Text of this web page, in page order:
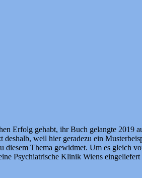
Erfolg gehabt, ihr Buch gelangte 2019
weil hier geradezu ein
Thema gewidmet. Um es gleich
Psychiatrische Klinik Wiens